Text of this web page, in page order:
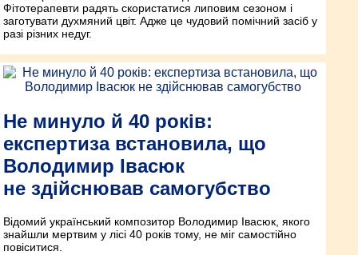
Фітотерапевти радять скористатися липовим сезоном і
заготувати духмяний цвіт. Адже це чудовий помічний засіб у
разі різних недуг.
Не минуло й 40 років:
експертиза встановила, що
Володимир Івасюк
не здійснював самогубство
Відомий український композитор Володимир Івасюк, якого
знайшли мертвим у лісі 40 років тому, не міг самостійно
повіситися.